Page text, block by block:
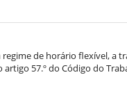
de horário flexível, a
57.º do Código do